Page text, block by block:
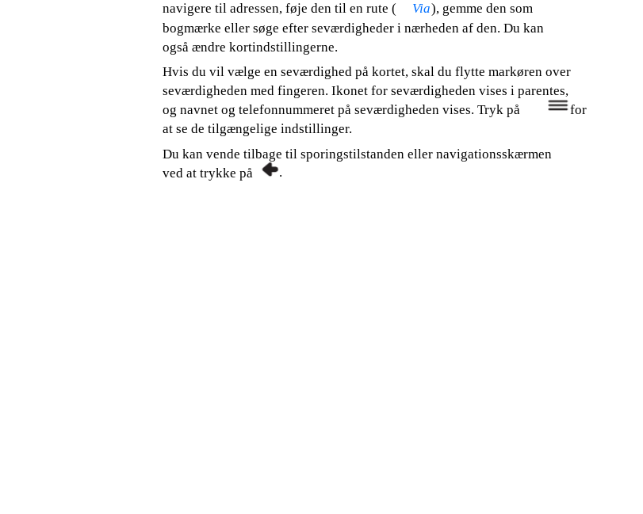
navigere til adressen, føje den til en rute (
Via), gemme den som
bogmærke eller søge efter seværdigheder i nærheden af den. Du kan
også ændre kortindstillingerne.
Hvis du vil vælge en seværdighed på kortet, skal du flytte markøren over
seværdigheden med fingeren. Ikonet for seværdigheden vises i parentes,
og navnet og telefonnummeret på seværdigheden vises. Tryk på
for
at se de tilgængelige indstillinger.
Du kan vende tilbage til sporingstilstanden eller navigationsskærmen
ved at trykke på
.